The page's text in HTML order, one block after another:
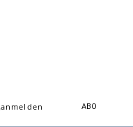
anmelden ABO